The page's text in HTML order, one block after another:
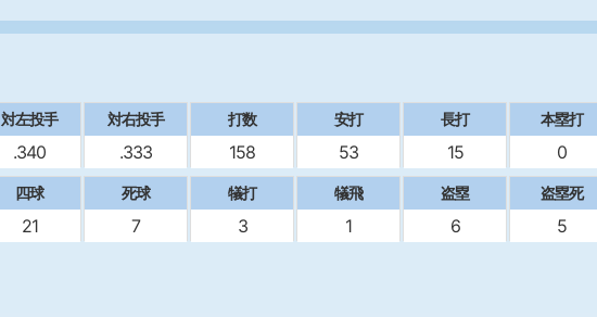
対左投手
.340
対右投手
.333
打数
158
安打
53
長打
15
本塁打
0
四球
21
死球
7
犠打
3
犠飛
1
盗塁
6
盗塁死
5